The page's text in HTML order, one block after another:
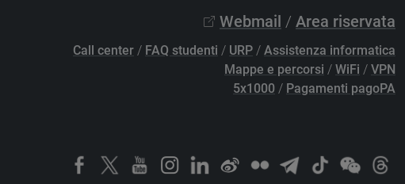
Webmail / Area riservata
Call center / FAQ studenti / URP / Assistenza informatica
Mappe e percorsi / WiFi / VPN
5x1000 / Pagamenti pagoPA